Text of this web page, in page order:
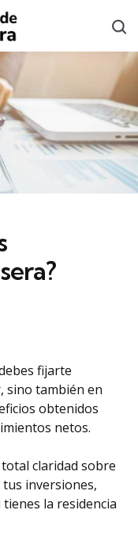
fijarte
sino también en
obtenidos
netos.
claridad sobre
inversiones,
la residencia